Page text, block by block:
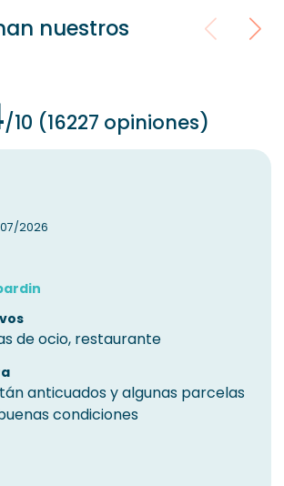
nuestros
/10 (16227 opiniones)
2026
de ocio, restaurante
anticuados y algunas parcelas
condiciones